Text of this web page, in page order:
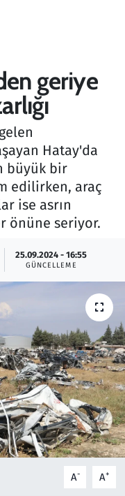
geriye
Hatay'da
büyük bir
edilirken, araç
ise asrın
önüne seriyor.
25.09.2024 - 16:55
GÜNCELLEME
A- A+